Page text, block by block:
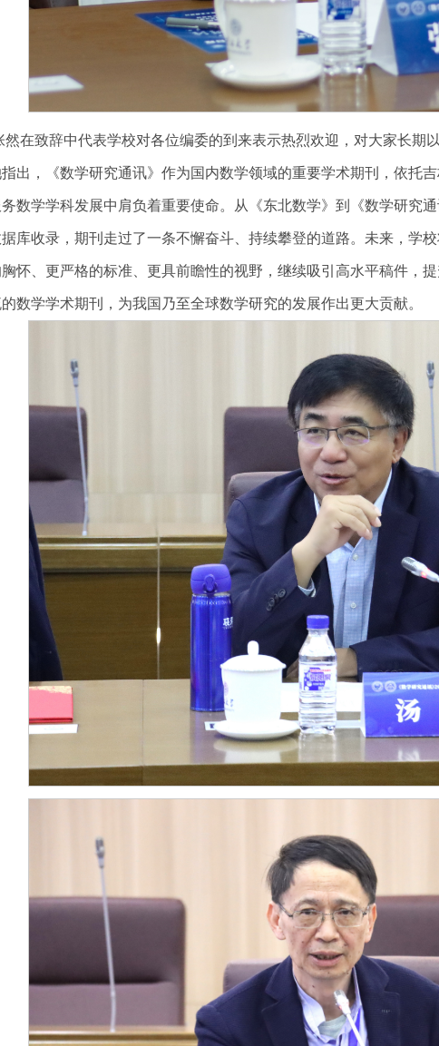
然在致辞中代表学校对各位编委的到来表示热烈欢迎，对大家长期
出，《数学研究通讯》作为国内数学领域的重要学术期刊，依托
数学学科发展中肩负着重要使命。从《东北数学》到《数学研究
库收录，期刊走过了一条不懈奋斗、持续攀登的道路。未来，学
怀、更严格的标准、更具前瞻性的视野，继续吸引高水平稿件，
数学学术期刊，为我国乃至全球数学研究的发展作出更大贡献。